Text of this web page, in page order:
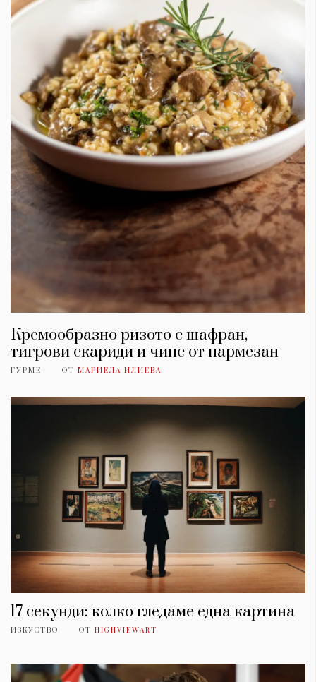
Кремообразно ризото с шафран,
тигрови скариди и чипс от пармезан
ГУРМЕ ОТ МАРИЕЛА ИЛИЕВА
17 секунди: колко гледаме една картина
ИЗКУСТВО ОТ HIGHVIEWART